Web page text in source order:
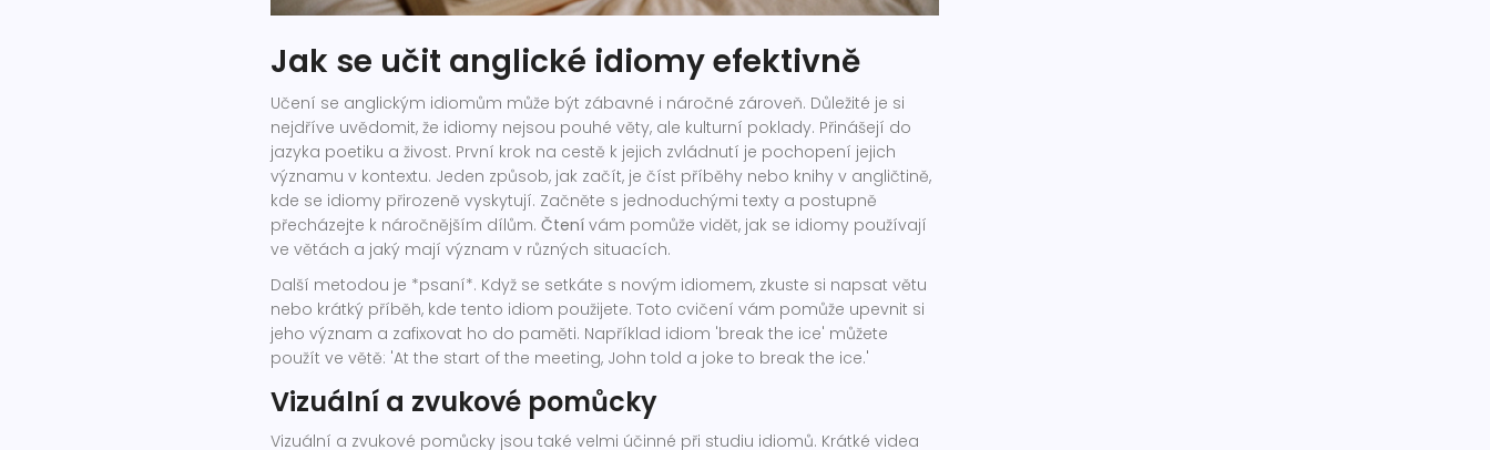
Jak se učit anglické idiomy efektivně
Učení se anglickým idiomům může být zábavné i náročné zároveň. Důležité je si
nejdříve uvědomit, že idiomy nejsou pouhé věty, ale kulturní poklady. Přinášejí do
jazyka poetiku a živost. První krok na cestě k jejich zvládnutí je pochopení jejich
významu v kontextu. Jeden způsob, jak začít, je číst příběhy nebo knihy v angličtině,
kde se idiomy přirozeně vyskytují. Začněte s jednoduchými texty a postupně
přecházejte k náročnějším dílům. Čtenívám pomůže vidět, jak se idiomy používají
ve větách a jaký mají význam v různých situacích.
Další metodou je *psaní*. Když se setkáte s novým idiomem, zkuste si napsat větu
nebo krátký příběh, kde tento idiom použijete. Toto cvičení vám pomůže upevnit si
jeho význam a zafixovat ho do paměti. Například idiom 'break the ice' můžete
použít ve větě: 'At the start of the meeting, John told a joke to break the ice.'
Vizuální a zvukové pomůcky
Vizuální a zvukové pomůcky jsou také velmi účinné při studiu idiomů. Krátké videa